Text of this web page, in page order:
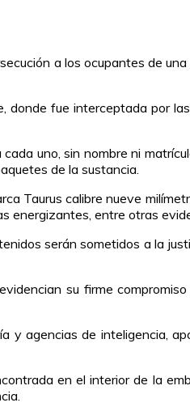
a los ocupantes de
donde fue interceptada por
uno, sin nombre ni
de la sustancia.
Taurus calibre nueve
energizantes, entre otras
serán sometidos a la
su firme
y agencias de inteligencia,
en el interior de la